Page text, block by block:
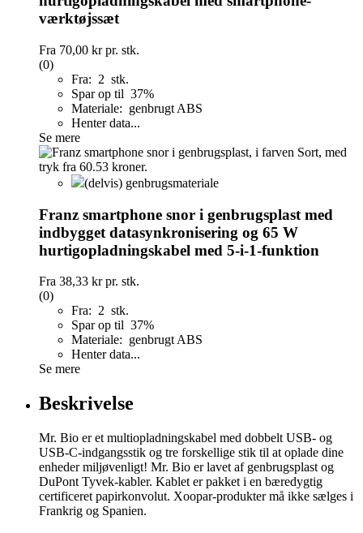
værktøjssæt
Fra 70,00 krpr. stk.
(0)
Fra: 2 stk.
Spar op til 37%
Materiale: genbrugt ABS
Henter data...
Se mere
(delvis) genbrugsmateriale
Franz smartphone snor i genbrugsplast med
indbygget datasynkronisering og 65 W
hurtigopladningskabel med 5-i-1-funktion
Fra 38,33 krpr. stk.
(0)
Fra: 2 stk.
Spar op til 37%
Materiale: genbrugt ABS
Henter data...
Se mere
Beskrivelse
Mr. Bio er et multiopladningskabel med dobbelt USB- og
USB-C-indgangsstik og tre forskellige stik til at oplade dine
enheder miljøvenligt! Mr. Bio er lavet af genbrugsplast og
DuPont Tyvek-kabler. Kablet er pakket i en bæredygtig
certificeret papirkonvolut. Xoopar-produkter må ikke sælges i
Frankrig og Spanien.